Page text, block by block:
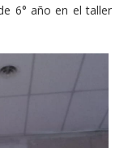
6° año en el taller